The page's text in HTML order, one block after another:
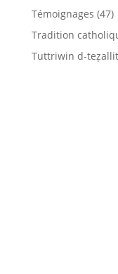
Témoignages (47)
Tradition
Tuttriwin d-